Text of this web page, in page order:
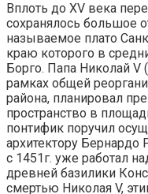
Вплоть до XV века
сохранялось большое
называемое плато
краю которого в
Борго. Папа Николай V
рамках общей
района, планировал
пространство в
понтифик поручил
архитектору Бернардо
с 1451г. уже работал
древней базилики
смертью Николая V,